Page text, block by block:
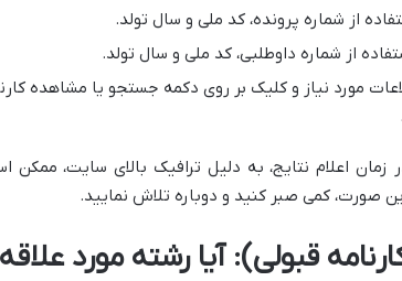
از شماره پرونده، کد ملی و سال تولد.
از شماره داوطلبی، کد ملی و سال تولد.
مورد نیاز و کلیک بر روی دکمه جستجو یا مشاهده
زمان اعلام نتایج، به دلیل ترافیک بالای سایت،
صورت، کمی صبر کنید و دوباره تلاش نمایید.
قبولی): آیا رشته مورد